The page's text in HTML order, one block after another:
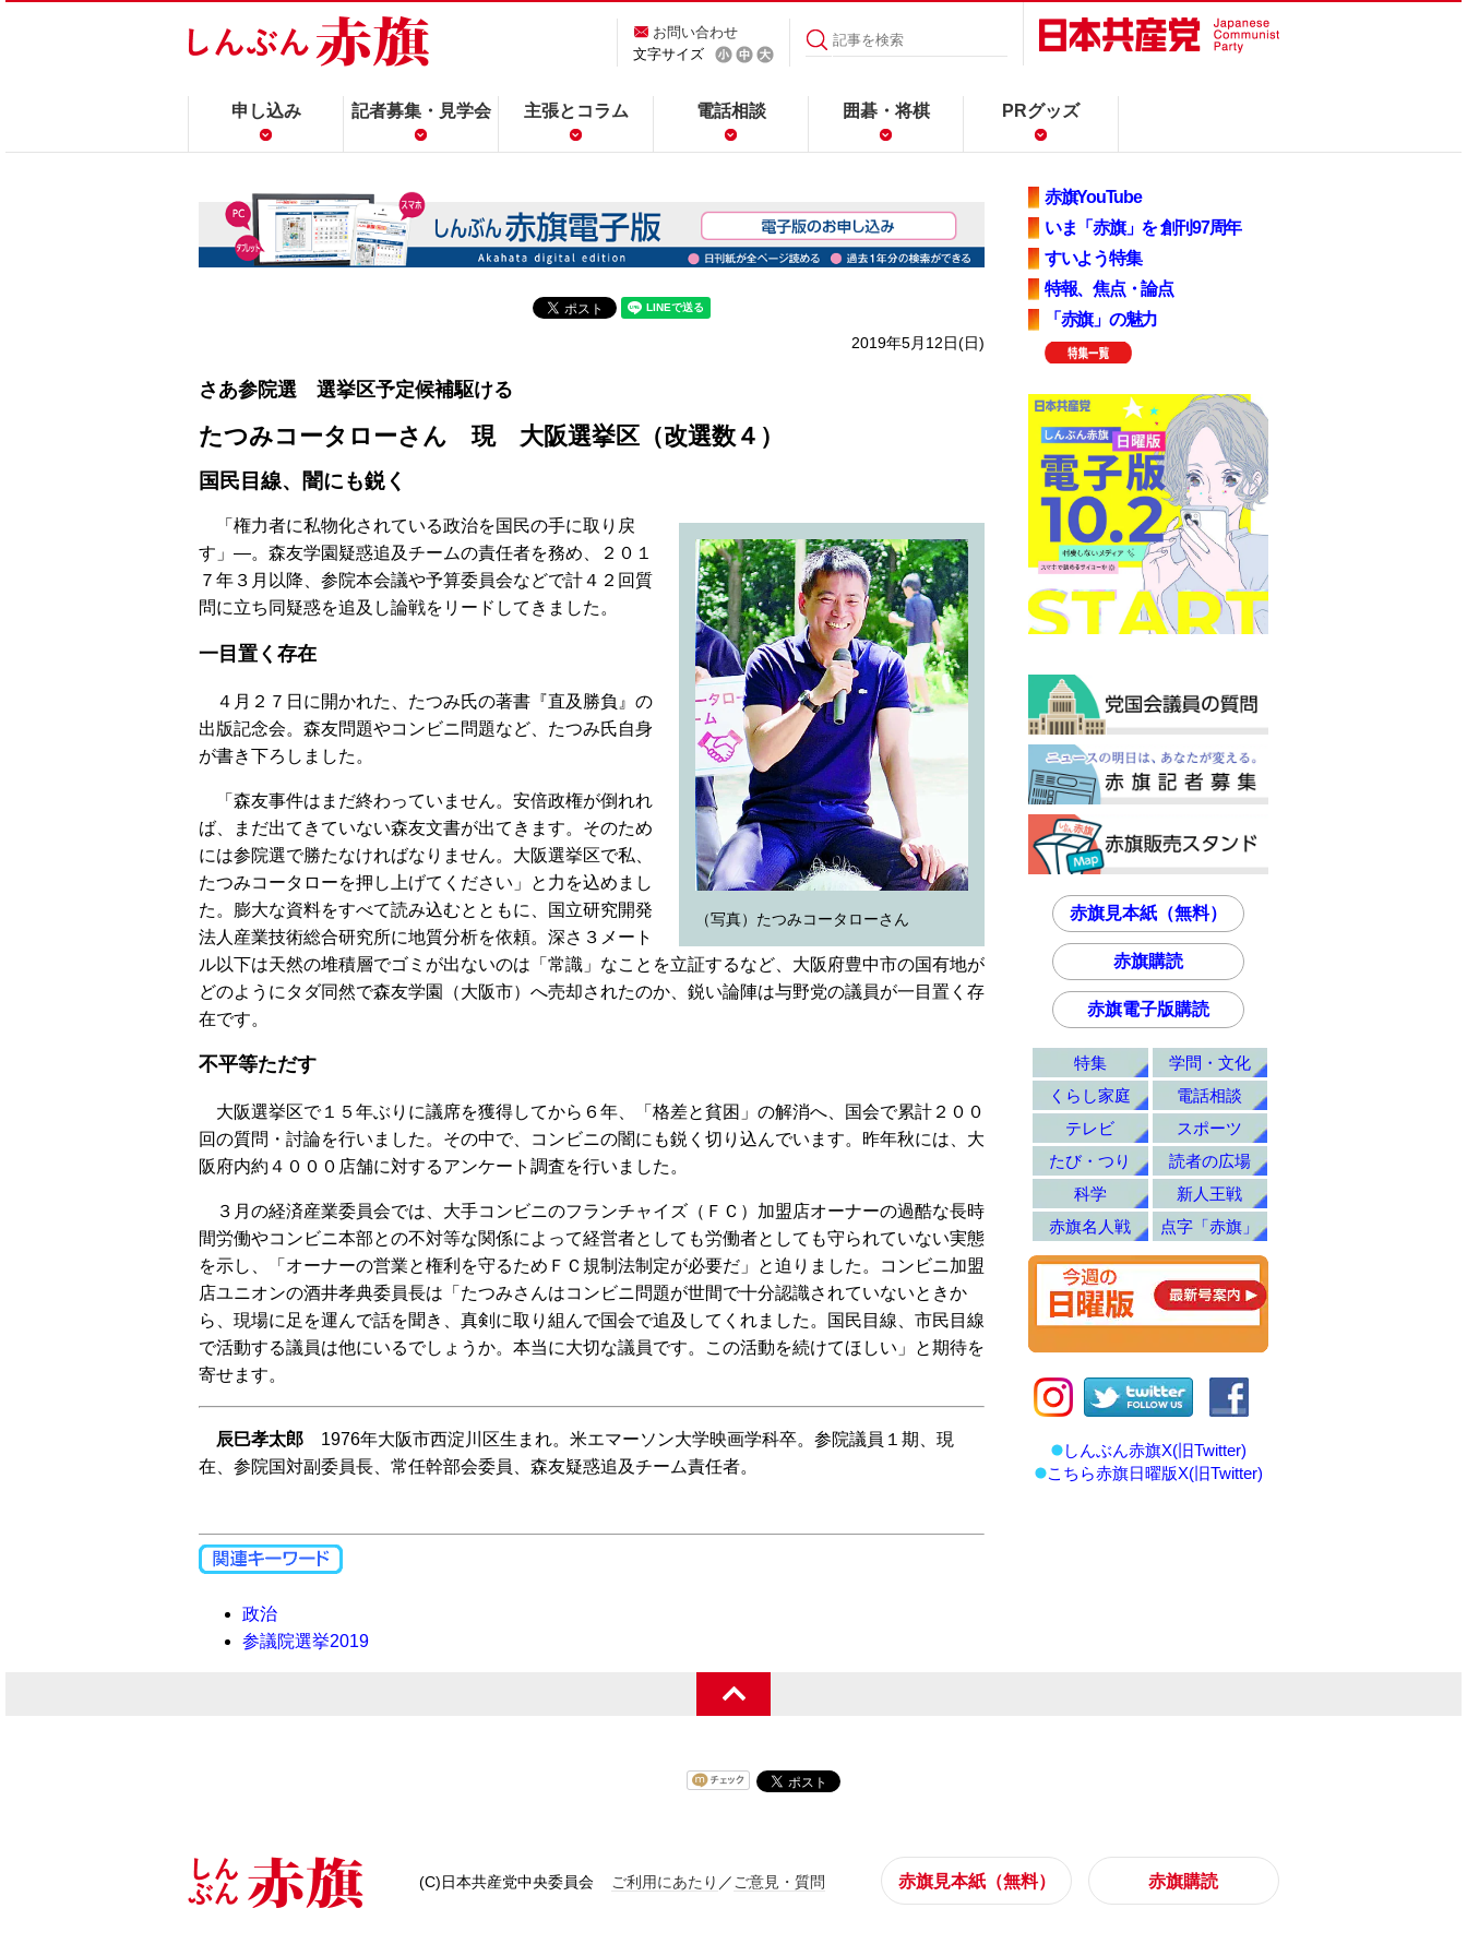
お問い合わせ
文字サイズ
申し込み 記者募集・見学会 主張とコラム 電話相談 囲碁・将棋 PRグッズ
2019年5月12日(日)
さあ参院選 選挙区予定候補駆ける
たつみコータローさん 現 大阪選挙区（改選数４）
国民目線、闇にも鋭く
（写真）たつみコータローさん
「権力者に私物化されている政治を国民の手に取り戻
す」―。森友学園疑惑追及チームの責任者を務め、２０１
７年３月以降、参院本会議や予算委員会などで計４２回質
問に立ち同疑惑を追及し論戦をリードしてきました。
一目置く存在
４月２７日に開かれた、たつみ氏の著書『直及勝負』の
出版記念会。森友問題やコンビニ問題など、たつみ氏自身
が書き下ろしました。
「森友事件はまだ終わっていません。安倍政権が倒れれ
ば、まだ出てきていない森友文書が出てきます。そのため
には参院選で勝たなければなりません。大阪選挙区で私、
たつみコータローを押し上げてください」と力を込めまし
た。膨大な資料をすべて読み込むとともに、国立研究開発
法人産業技術総合研究所に地質分析を依頼。深さ３メート
ル以下は天然の堆積層でゴミが出ないのは「常識」なことを立証するなど、大阪府豊中市の国有地が
どのようにタダ同然で森友学園（大阪市）へ売却されたのか、鋭い論陣は与野党の議員が一目置く存
在です。
不平等ただす
大阪選挙区で１５年ぶりに議席を獲得してから６年、「格差と貧困」の解消へ、国会で累計２００
回の質問・討論を行いました。その中で、コンビニの闇にも鋭く切り込んでいます。昨年秋には、大
阪府内約４０００店舗に対するアンケート調査を行いました。
３月の経済産業委員会では、大手コンビニのフランチャイズ（ＦＣ）加盟店オーナーの過酷な長時
間労働やコンビニ本部との不対等な関係によって経営者としても労働者としても守られていない実態
を示し、「オーナーの営業と権利を守るためＦＣ規制法制定が必要だ」と迫りました。コンビニ加盟
店ユニオンの酒井孝典委員長は「たつみさんはコンビニ問題が世間で十分認識されていないときか
ら、現場に足を運んで話を聞き、真剣に取り組んで国会で追及してくれました。国民目線、市民目線
で活動する議員は他にいるでしょうか。本当に大切な議員です。この活動を続けてほしい」と期待を
寄せます。
辰巳孝太郎 1976年大阪市西淀川区生まれ。米エマーソン大学映画学科卒。参院議員１期、現
在、参院国対副委員長、常任幹部会委員、森友疑惑追及チーム責任者。
政治
参議院選挙2019
赤旗YouTube
いま「赤旗」を 創刊97周年
すいよう特集
特報、焦点・論点
「赤旗」の魅力
赤旗見本紙（無料）
赤旗購読
赤旗電子版購読
特集
学問・文化
くらし家庭
電話相談
テレビ
スポーツ
たび・つり
読者の広場
科学
新人王戦
赤旗名人戦
点字「赤旗」
しんぶん赤旗X(旧Twitter)
こちら赤旗日曜版X(旧Twitter)
(C)日本共産党中央委員会 ご利用にあたり ／ご意見・質問 赤旗見本紙（無料） 赤旗購読